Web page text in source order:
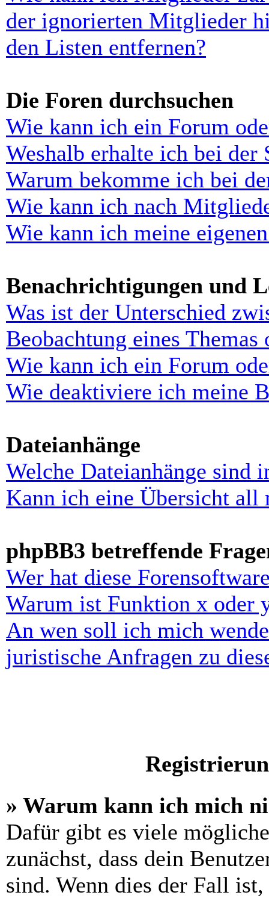
der ignorierten Mitglieder
den Listen entfernen?
Die Foren durchsuchen
Wie kann ich ein Forum
Weshalb erhalte ich bei der
Warum bekomme ich bei
Wie kann ich nach
Wie kann ich meine
Benachrichtigungen und
Was ist der Unterschied
Beobachtung eines Themas
Wie kann ich ein Forum
Wie deaktiviere ich meine
Dateianhänge
Welche Dateianhänge sind
Kann ich eine Übersicht all
phpBB3 betreffende
Wer hat diese
Warum ist Funktion x oder
An wen soll ich mich
juristische Anfragen zu
» Warum kann ich mich
Dafür gibt es viele
zunächst, dass dein
sind. Wenn dies der Fall